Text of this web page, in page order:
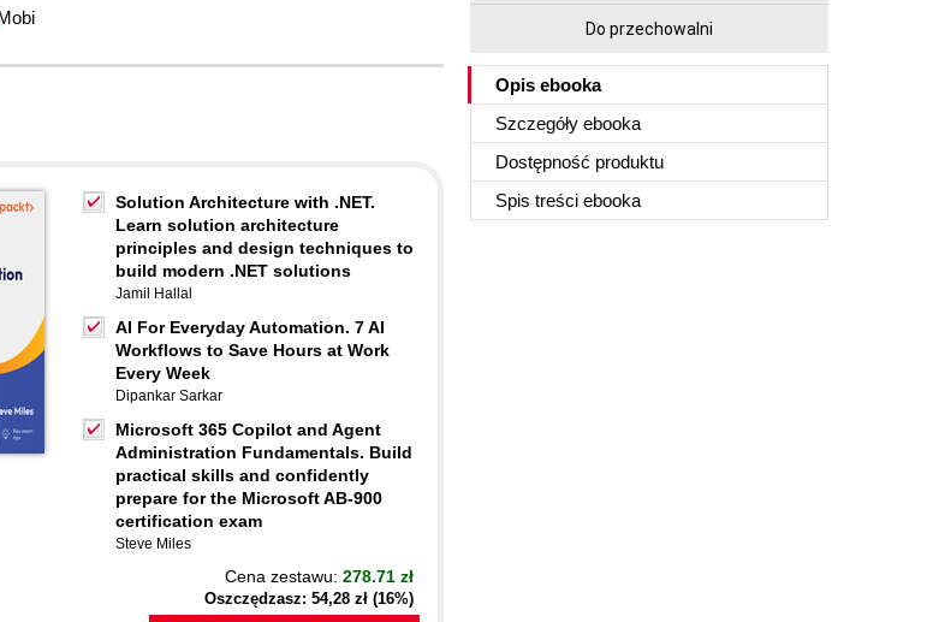
Do przechowalni
Opis ebooka
Szczegóły ebooka
Dostępność produktu
Spis treści ebooka
Solution Architecture with .NET.
Learn solution architecture
principles and design techniques to
build modern .NET solutions
Jamil Hallal
AI For Everyday Automation. 7 AI
Workflows to Save Hours at Work
Every Week
Dipankar Sarkar
Microsoft 365 Copilot and Agent
Administration Fundamentals. Build
practical skills and confidently
prepare for the Microsoft AB-900
certification exam
Steve Miles
Cena zestawu: 278.71 zł
Oszczędzasz: 54,28 zł (16%)